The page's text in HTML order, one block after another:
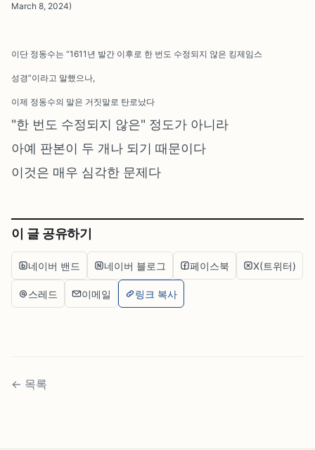
March 8, 2024)
이단 정동수는 “1611년 발간 이후로 한 번도 수정되지 않은 킹제임스
성경”이라고 말했으나,
이제 정동수의 말은 거짓말로 탄로났다
"한 번도 수정되지 않은" 정도가 아니라
아예 판본이 두 개나 되기 때문이다
이것은 매우 심각한 문제다
이 글 공유하기
네이버 밴드 네이버 블로그 페이스북 X(트위터)
스레드 이메일 링크 복사
← 목록